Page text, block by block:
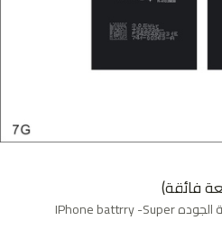
بطاريه داخليه لهواتف الايفون عالية الجوده IPhone battrry -Super